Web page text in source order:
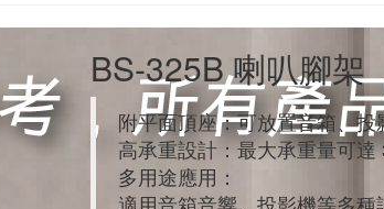
BS-325B 喇叭腳架
附平面頂座：可放置音箱、
高承重設計：最大承重量可達
多用途應用：